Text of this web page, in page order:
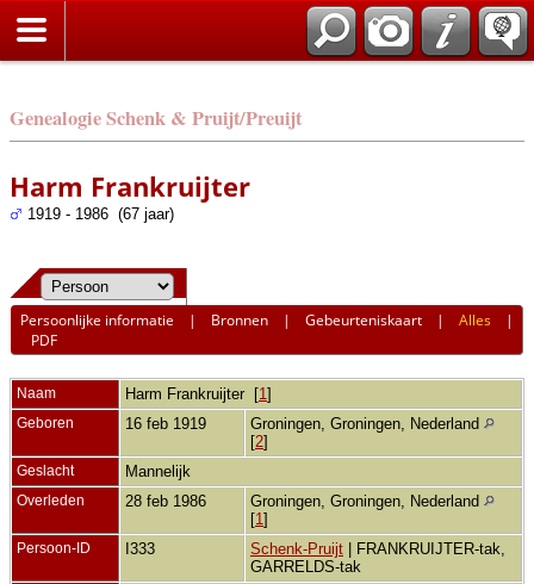
Genealogie Schenk & Pruijt/Preuijt
Harm Frankruijter
1919 - 1986 (67 jaar)
Persoonlijke informatie | Bronnen |Gebeurteniskaart |Alles |
PDF
Naam Harm Frankruijter [1]
Geboren 16 feb 1919
Groningen, Groningen, Nederland
[2]
Geslacht Mannelijk
Overleden 28 feb 1986
Groningen, Groningen, Nederland
[1]
Persoon-ID I333 Schenk-Pruijt | FRANKRUIJTER-tak,
GARRELDS-tak